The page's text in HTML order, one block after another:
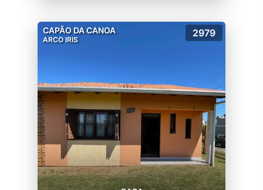
CAPÃO DA CANOA
ARCO IRIS
2979